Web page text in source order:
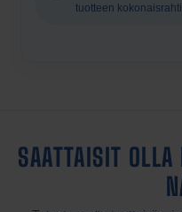
tuotteen
SAATTAISIT